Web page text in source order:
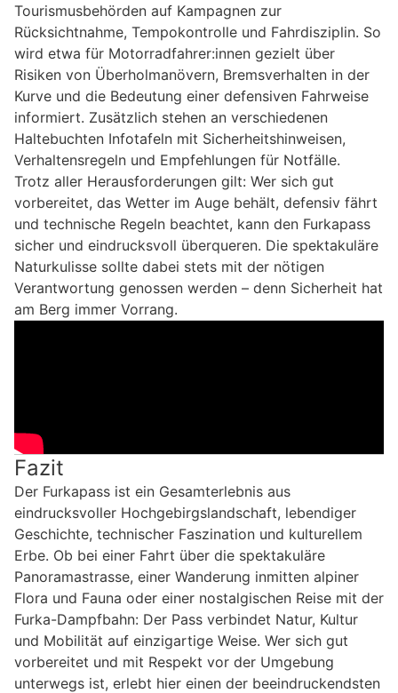
Tourismusbehörden auf Kampagnen zur
Rücksichtnahme, Tempokontrolle und Fahrdisziplin. So
wird etwa für Motorradfahrer:innen gezielt über
Risiken von Überholmanövern, Bremsverhalten in der
Kurve und die Bedeutung einer defensiven Fahrweise
informiert. Zusätzlich stehen an verschiedenen
Haltebuchten Infotafeln mit Sicherheitshinweisen,
Verhaltensregeln und Empfehlungen für Notfälle.
Trotz aller Herausforderungen gilt: Wer sich gut
vorbereitet, das Wetter im Auge behält, defensiv fährt
und technische Regeln beachtet, kann den Furkapass
sicher und eindrucksvoll überqueren. Die spektakuläre
Naturkulisse sollte dabei stets mit der nötigen
Verantwortung genossen werden – denn Sicherheit hat
am Berg immer Vorrang.
Fazit
Der Furkapass ist ein Gesamterlebnis aus
eindrucksvoller Hochgebirgslandschaft, lebendiger
Geschichte, technischer Faszination und kulturellem
Erbe. Ob bei einer Fahrt über die spektakuläre
Panoramastrasse, einer Wanderung inmitten alpiner
Flora und Fauna oder einer nostalgischen Reise mit der
Furka-Dampfbahn: Der Pass verbindet Natur, Kultur
und Mobilität auf einzigartige Weise. Wer sich gut
vorbereitet und mit Respekt vor der Umgebung
unterwegs ist, erlebt hier einen der beeindruckendsten